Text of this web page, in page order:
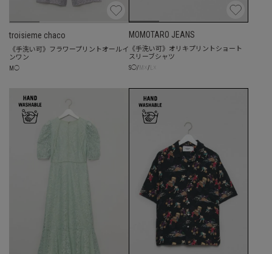
troisieme chaco
《手洗い可》フラワープリントオールイ
ンワン
M ◯
MOMOTARO JEANS
《手洗い可》オリキプリントショート
スリーブシャツ
S◯/ /